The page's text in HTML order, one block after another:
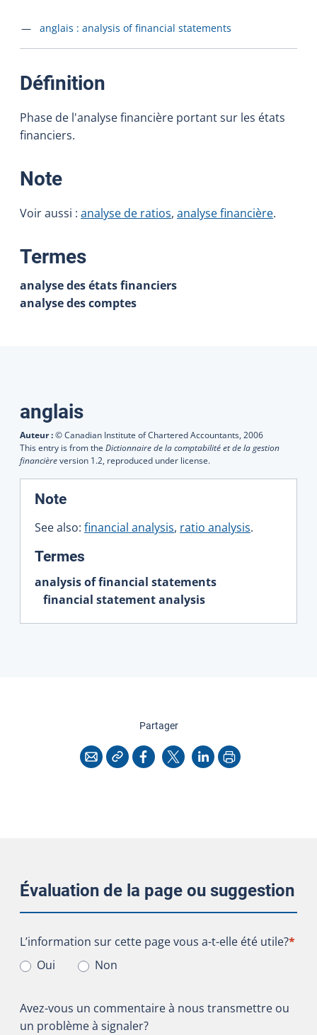
Accéder à la fiche en
anglais : analysis of financial statements
Définition
Phase de l'analyse financière portant sur les états
financiers.
Note:
Voir aussi : analyse de ratios, analyse financière.
Termes:
analyse des états financiers
analyse des comptes
Traductions
anglais
Auteur :© Canadian Institute of Chartered Accountants, 2006
This entry is from the Dictionnaire de la comptabilité et de la gestion
financièreversion 1.2, reproduced under license.
Note:
See also: financial analysis, ratio analysis.
Termes
analysis of financial statements
financial statement analysis
Partagercette page
CourrielCopier l'adresse
Facebook
X LinkedInImprimer
Évaluation de la page ou suggestion
L’information sur cette page vous a-t-elle été utile?
L’information sur cette page vous a-t-elle été utile?*
Oui
Non
Avez-vous un commentaire à nous transmettre ou
un problème à signaler?